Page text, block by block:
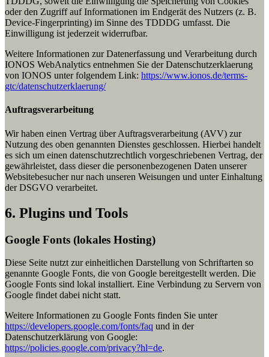
oder den Zugriff auf Informationen im Endgerät des Nutzers (z. B.
Device-Fingerprinting) im Sinne des TDDDG umfasst. Die
Einwilligung ist jederzeit widerrufbar.
Weitere Informationen zur Datenerfassung und Verarbeitung durch
IONOS WebAnalytics entnehmen Sie der Datenschutzerklaerung
von IONOS unter folgendem Link: https://www.ionos.de/terms-
gtc/datenschutzerklaerung/
Auftragsverarbeitung
Wir haben einen Vertrag über Auftragsverarbeitung (AVV) zur
Nutzung des oben genannten Dienstes geschlossen. Hierbei handelt
es sich um einen datenschutzrechtlich vorgeschriebenen Vertrag, der
gewährleistet, dass dieser die personenbezogenen Daten unserer
Websitebesucher nur nach unseren Weisungen und unter Einhaltung
der DSGVO verarbeitet.
6. Plugins und Tools
Google Fonts (lokales Hosting)
Diese Seite nutzt zur einheitlichen Darstellung von Schriftarten so
genannte Google Fonts, die von Google bereitgestellt werden. Die
Google Fonts sind lokal installiert. Eine Verbindung zu Servern von
Google findet dabei nicht statt.
Weitere Informationen zu Google Fonts finden Sie unter
https://developers.google.com/fonts/faq und in der
Datenschutzerklärung von Google:
https://policies.google.com/privacy?hl=de.